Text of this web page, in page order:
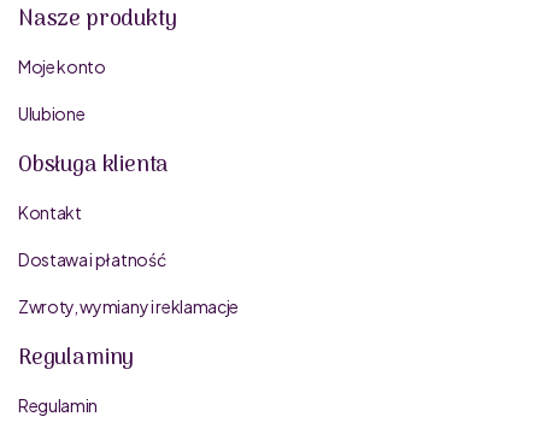
Nasze produkty
Moje konto
Ulubione
Obsługa klienta
Kontakt
Dostawa i płatność
Zwroty, wymiany i reklamacje
Regulaminy
Regulamin